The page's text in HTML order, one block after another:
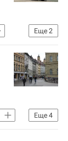
Еще2
Еще4